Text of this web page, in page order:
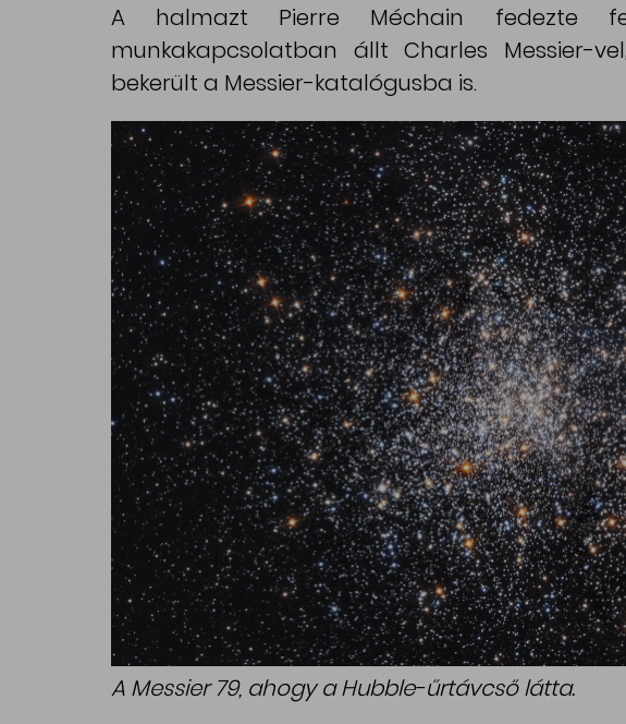
A halmazt Pierre Méchain fedezte
munkakapcsolatban állt Charles Messier-
bekerült a Messier-katalógusba is.
A Messier 79, ahogy a Hubble-űrtávcső látta.